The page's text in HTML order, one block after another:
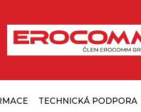
TECHNICKÁ PODPORA